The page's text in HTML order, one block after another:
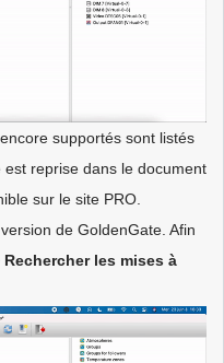
supportés sont listés
reprise dans le document
sur le site PRO.
de GoldenGate. Afin
Rechercher les mises à